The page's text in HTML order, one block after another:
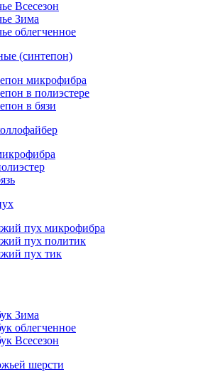
Всесезон
Зима
облегченное
(синтепон)
микрофибра
в полиэстере
в бязи
пух микрофибра
пух политик
пух тик
Зима
облегченное
Всесезон
шерсти